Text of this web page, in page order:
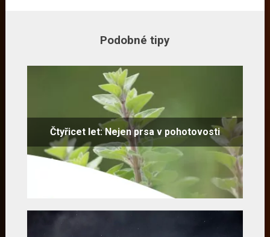
Podobné tipy
Čtyřicet let: Nejen prsa v pohotovosti